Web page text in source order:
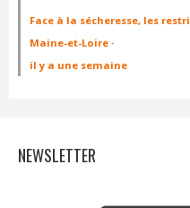
Face à la sécheresse, les
Maine-et-Loire ·
il y a une semaine
NEWSLETTER